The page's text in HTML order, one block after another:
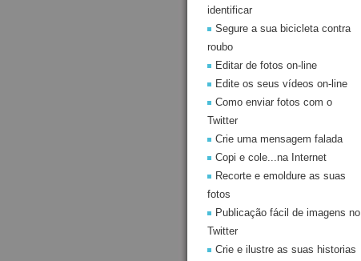
identificar
Segure a sua bicicleta contra
roubo
Editar de fotos on-line
Edite os seus vídeos on-line
Como enviar fotos com o
Twitter
Crie uma mensagem falada
Copi e cole...na Internet
Recorte e emoldure as suas
fotos
Publicação fácil de imagens no
Twitter
Crie e ilustre as suas historias